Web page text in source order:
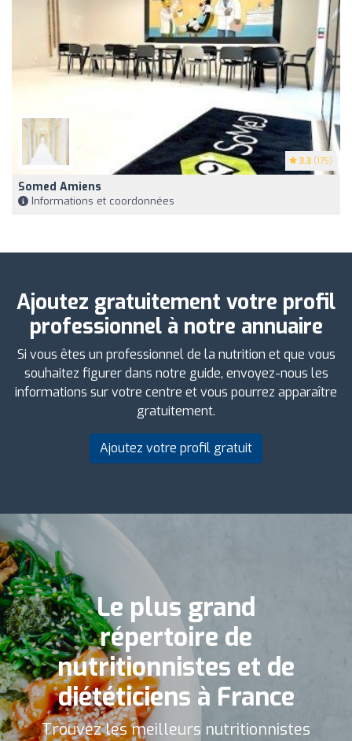
3.3 (175)
Somed Amiens
Informations et coordonnées
Ajoutez gratuitement votre profil
professionnel à notre annuaire
Si vous êtes un professionnel de la nutrition et que vous
souhaitez figurer dans notre guide, envoyez-nous les
informations sur votre centre et vous pourrez apparaître
gratuitement.
Ajoutez votre profil gratuit
Le plus grand
répertoire de
nutritionnistes et de
diététiciens à France
Trouvez les meilleurs nutritionnistes